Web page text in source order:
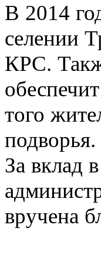
В 2014
селении
КРС.
того
подворья.
За вклад
вручена